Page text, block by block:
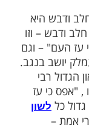
תושבי
אומר
העגל
עליון
אחר חטא